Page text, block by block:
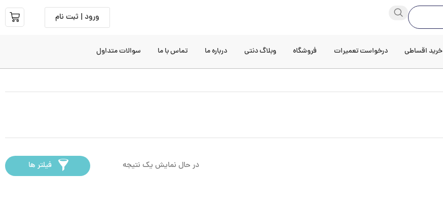
ورود | ثبت نام
خرید اقساطی درخواست تعمیرات فروشگاه وبلاگ دنتی درباره ما تماس با ما سوالات متداول
در حال نمایش یک نتیجه فیلتر ها